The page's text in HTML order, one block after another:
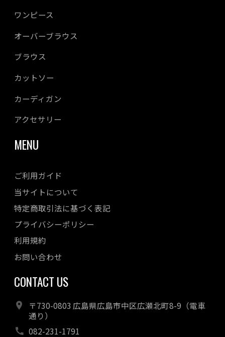
ワンピース
オーバーブラウス
ブラウス
カットソー
カーディガン
アクセサリー
MENU
ご利用ガイド
当サイトについて
特定商取引法に基づく表記
プライバシーポリシー
利用規約
お問い合わせ
CONTACT US
〒730-0803 広島県広島市中区広瀬北町8-9（電車
通り）
082-231-1791